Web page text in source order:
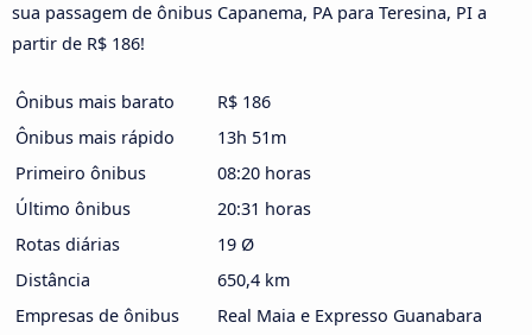
sua passagem de ônibus Capanema, PA para Teresina, PI a
partir de R$ 186!
Ônibus mais barato
R$ 186
Ônibus mais rápido
13h 51m
Primeiro ônibus
08:20 horas
Último ônibus
20:31 horas
Rotas diárias
19 Ø
Distância
650,4 km
Empresas de ônibus
Real Maia e Expresso Guanabara